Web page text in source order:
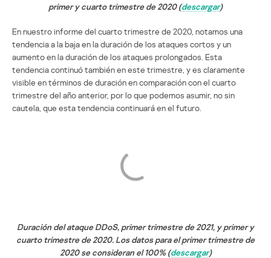
primer y cuarto trimestre de 2020 (descargar)
En nuestro informe del cuarto trimestre de 2020, notamos una
tendencia a la baja en la duración de los ataques cortos y un
aumento en la duración de los ataques prolongados. Esta
tendencia continuó también en este trimestre, y es claramente
visible en términos de duración en comparación con el cuarto
trimestre del año anterior, por lo que podemos asumir, no sin
cautela, que esta tendencia continuará en el futuro.
Duración del ataque DDoS, primer trimestre de 2021, y primer y
cuarto trimestre de 2020. Los datos para el primer trimestre de
2020 se consideran el 100% (descargar)